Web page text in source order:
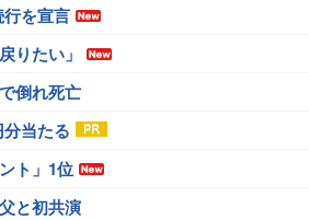
を宣言
りたい」
倒れ死亡
当たる
ト」1位
と初共演